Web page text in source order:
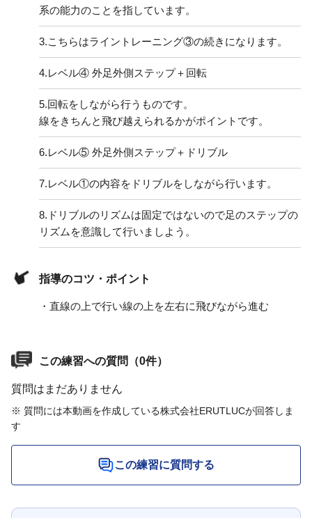
系の能力のことを指しています。
3.こちらはライントレーニング③の続きになります。
4.レベル④ 外足外側ステップ＋回転
5.回転をしながら行うものです。
線をきちんと飛び越えられるかがポイントです。
6.レベル⑤ 外足外側ステップ＋ドリブル
7.レベル①の内容をドリブルをしながら行います。
8. ドリブルのリズムは固定ではないので足のステップの
リズムを意識して行いましよう。
指導のコツ・ポイント
・直線の上で行い線の上を左右に飛びながら進む
この練習への質問（0件）
質問はまだありません
※ 質問には本動画を作成している株式会社ERUTLUCが回答しま
す
この練習に質問する